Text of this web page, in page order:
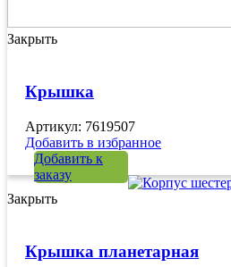
Закрыть
Крышка
Артикул: 7619507
Добавить в избранное
Добавить к
заказу
Закрыть
Крышка планетарная